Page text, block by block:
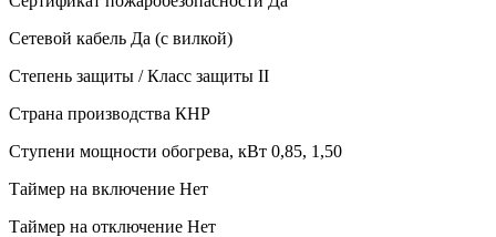
Сетевой кабель Да (с вилкой)
Степень защиты / Класс защиты II
Страна производства КНР
Ступени мощности обогрева, кВт 0,85, 1,50
Таймер на включение Нет
Таймер на отключение Нет